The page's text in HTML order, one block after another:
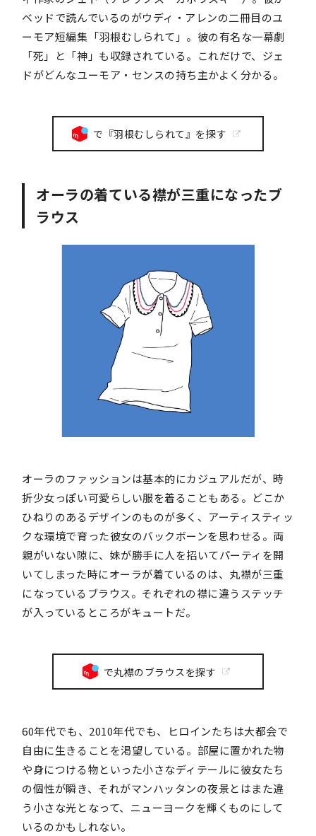
ベッドで読んでいるのがウディ・アレンの二冊目のユ
ーモア短編集「羽根むしられて」。彼の有名な一幕劇
「死」と「神」も収録されている。これだけで、ジェ
ドがどんなユーモア・センスの持ち主かよく分かる。
で『羽根むしられて』を探す
オーラの着ている襟が三重になったブ
ラウス
オーラのファッションは基本的にカジュアルだが、時
折少女っぽい可愛らしい服を着ることもある。どこか
ひねりのあるデザインのものが多く、アーティスティッ
クな環境で育った彼女のバックボーンを思わせる。両
親がいない隙に、妹が勝手に人を招いてパーティを開
いてしまった時にオーラが着ているのは、丸襟が三重
になっているブラウス。それぞれの襟に違うステッチ
が入っているところがキュートだ。
で丸襟のブラウスを探す
60年代でも、2010年代でも、ヒロインたちは大都会で
自由に生きることを渇望している。部屋に置かれた物
や身につける物といった小さなディテールに彼女たち
の個性が瞬き、それがマンハッタンの夜景とはまた違
う小さな光となって、ニューヨークを輝くものにして
いるのかもしれない。